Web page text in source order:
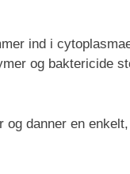
ind i
og baktericide
og danner en